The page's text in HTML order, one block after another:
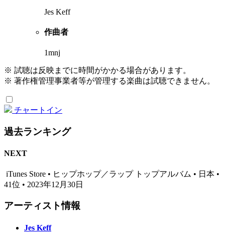
Jes Keff
作曲者
1mnj
※ 試聴は反映までに時間がかかる場合があります。
※ 著作権管理事業者等が管理する楽曲は試聴できません。
チャートイン
過去ランキング
NEXT
iTunes Store • ヒップホップ／ラップ トップアルバム • 日本 •
41位 • 2023年12月30日
アーティスト情報
Jes Keff